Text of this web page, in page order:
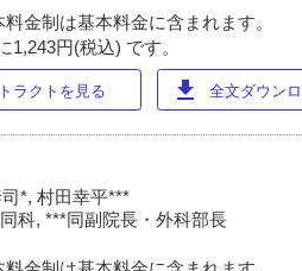
金制は基本料金に含まれます。
円(税込) です。
ラクトを見る download 全文ダウン
*, 村田幸平***
科, ***同副院長・外科部長